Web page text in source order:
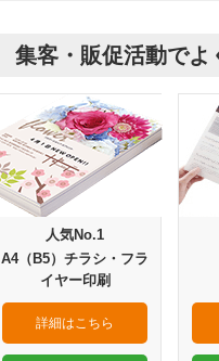
集客・販促活動でよ
人気No.1
A4（B5）チラシ・フラ
イヤー印刷
詳細はこちら